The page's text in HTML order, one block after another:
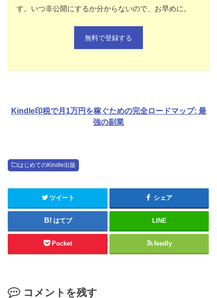
す。いつ非公開にするか分からないので、お早めに。
無料で登録する
Kindle印税で月1万円を稼ぐための完全ロードマップ: 最
強の副業
はじめてのKindle出版
ツイート シェア
はてブ LINE
Pocket feedly
コメントを残す